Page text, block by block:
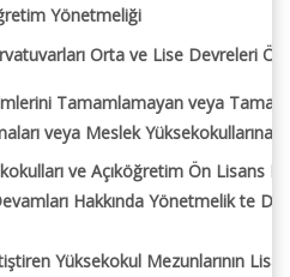
Yönetmeliği
Orta ve Lise Devreleri
Tamamlamayan veya
veya Meslek Yüksekokullarına
ve Açıköğretim Ön Lisans
Hakkında Yönetmelik te
Yüksekokul Mezunlarının